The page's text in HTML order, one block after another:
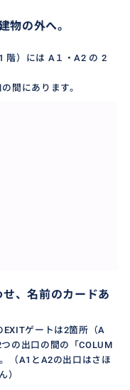
荷物を受け取る
左側の税関を通って
同じく２か所あり
出てください。
てもドライバーが
、弊社までご連絡
ます。
物の外へ。
階）には A１・A2 の 2
間にあります。
、名前のカードあ
ゲートは2箇所（A
の出口の間の「COLUM
（A1とA2の出口はさほ
）